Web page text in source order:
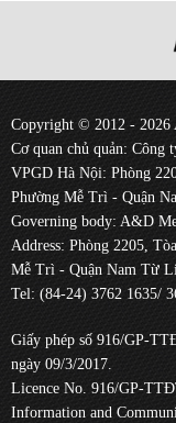
Copyright © 2012 - 2026
Cơ quan chủ quản: Công
VPGD Hà Nội: Phòng
Phường Mễ Trì - Quận
Governing body: A&D
Address: Phòng 2205,
Mễ Trì - Quận Nam Từ
Tel: (84-24) 3762 1635/
Giấy phép số 916/GP-
ngày 09/3/2017.
Licence No. 916/GP-
Information and